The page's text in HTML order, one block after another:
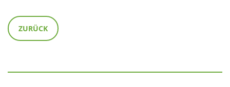
ZURÜCK